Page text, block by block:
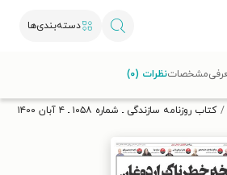
دسته‌بندی‌ها
از طاقچه دریافت کن.
کتاب روزنامه سازندگی ـ شماره ۱۰۵۸ ـ ۴ آبان ۱۴۰۰
مشخصاتنظرات (۰)